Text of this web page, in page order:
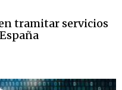
tramitar servicios